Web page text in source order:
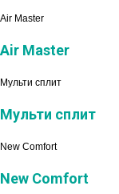
Air Master
Air Master
Мульти сплит
Мульти сплит
New Comfort
New Comfort